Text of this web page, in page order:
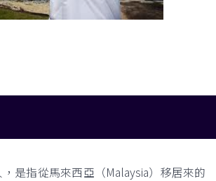
是指從馬來西亞（Malaysia）移居來的